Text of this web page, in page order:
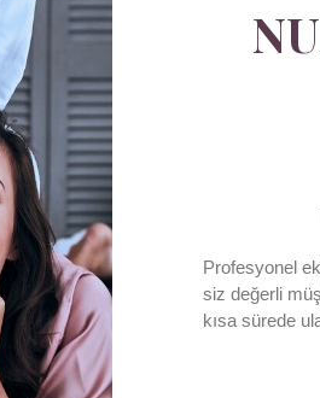
Profesyonel
siz değerli
kısa sürede